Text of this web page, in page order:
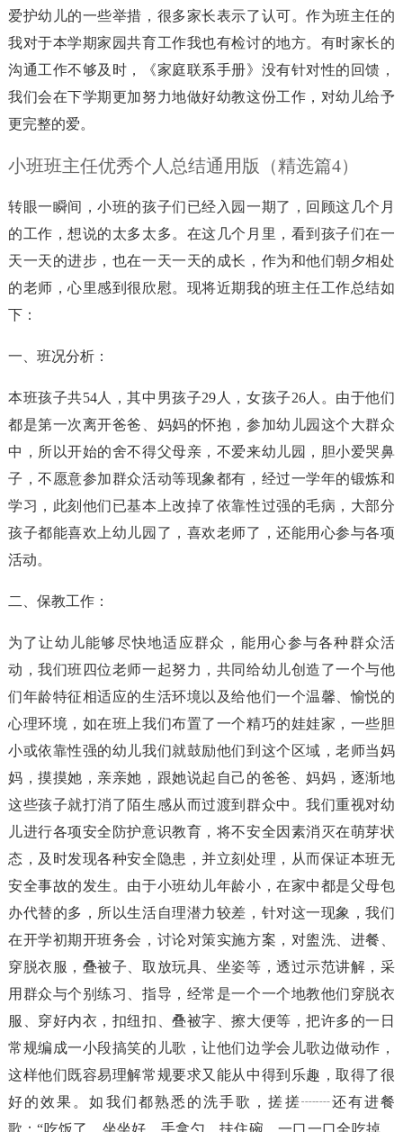
爱护幼儿的一些举措，很多家长表示了认可。作为班主任的
我对于本学期家园共育工作我也有检讨的地方。有时家长的
沟通工作不够及时，《家庭联系手册》没有针对性的回馈，
我们会在下学期更加努力地做好幼教这份工作，对幼儿给予
更完整的爱。
小班班主任优秀个人总结通用版（精选篇4）
转眼一瞬间，小班的孩子们已经入园一期了，回顾这几个月
的工作，想说的太多太多。在这几个月里，看到孩子们在一
天一天的进步，也在一天一天的成长，作为和他们朝夕相处
的老师，心里感到很欣慰。现将近期我的班主任工作总结如
下：
一、班况分析：
本班孩子共54人，其中男孩子29人，女孩子26人。由于他们
都是第一次离开爸爸、妈妈的怀抱，参加幼儿园这个大群众
中，所以开始的舍不得父母亲，不爱来幼儿园，胆小爱哭鼻
子，不愿意参加群众活动等现象都有，经过一学年的锻炼和
学习，此刻他们已基本上改掉了依靠性过强的毛病，大部分
孩子都能喜欢上幼儿园了，喜欢老师了，还能用心参与各项
活动。
二、保教工作：
为了让幼儿能够尽快地适应群众，能用心参与各种群众活
动，我们班四位老师一起努力，共同给幼儿创造了一个与他
们年龄特征相适应的生活环境以及给他们一个温馨、愉悦的
心理环境，如在班上我们布置了一个精巧的娃娃家，一些胆
小或依靠性强的幼儿我们就鼓励他们到这个区域，老师当妈
妈，摸摸她，亲亲她，跟她说起自己的爸爸、妈妈，逐渐地
这些孩子就打消了陌生感从而过渡到群众中。我们重视对幼
儿进行各项安全防护意识教育，将不安全因素消灭在萌芽状
态，及时发现各种安全隐患，并立刻处理，从而保证本班无
安全事故的发生。由于小班幼儿年龄小，在家中都是父母包
办代替的多，所以生活自理潜力较差，针对这一现象，我们
在开学初期开班务会，讨论对策实施方案，对盥洗、进餐、
穿脱衣服，叠被子、取放玩具、坐姿等，透过示范讲解，采
用群众与个别练习、指导，经常是一个一个地教他们穿脱衣
服、穿好内衣，扣纽扣、叠被字、擦大便等，把许多的一日
常规编成一小段搞笑的儿歌，让他们边学会儿歌边做动作，
这样他们既容易理解常规要求又能从中得到乐趣，取得了很
好的效果。如我们都熟悉的洗手歌，搓搓┈┈还有进餐
歌：“吃饭了，坐坐好，手拿勺，扶住碗，一口一口全吃掉，